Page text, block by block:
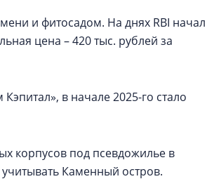
и фитосадом. На днях RBI начал
цена – 420 тыс. рублей за
в начале 2025-го стало
корпусов под псевдожилье в
Каменный остров.